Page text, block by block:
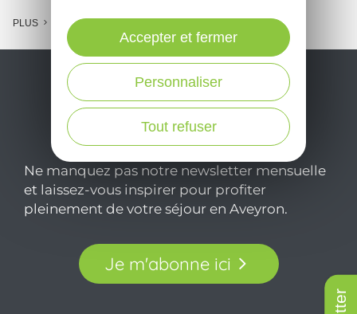
PLUS
Ne manquez pas notre newsletter mensuelle
et laissez-vous inspirer pour profiter
pleinement de votre séjour en Aveyron.
Je m'abonne ici
Tout refuser
Personnaliser
Accepter et fermer